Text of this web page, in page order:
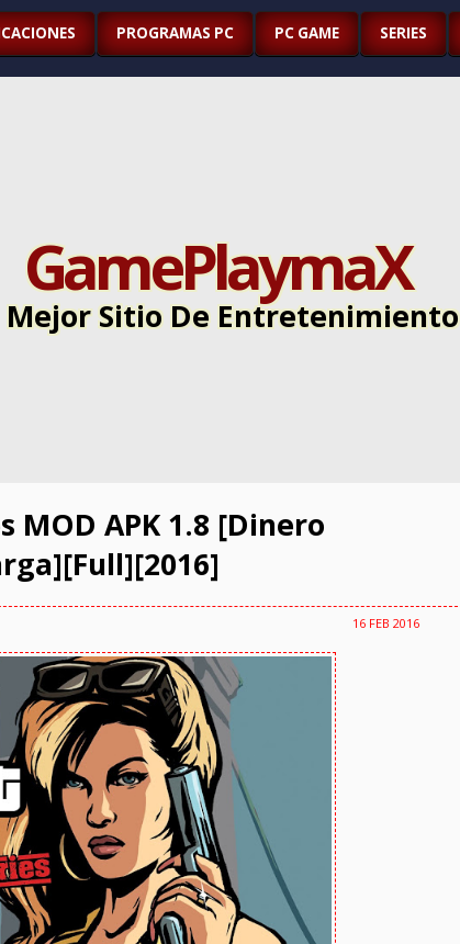
PROGRAMAS PC PC GAME SERIES
GamePlaymaX
Mejor Sitio De Entretenimiento
MOD APK 1.8 [Dinero
16 FEB 2016